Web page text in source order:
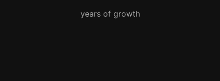
years of growth